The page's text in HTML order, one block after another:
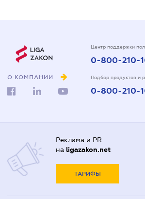
О КОМПАНИИ
Центр поддержки
0-800-210-
Подбор продуктов и
0-800-210-
Реклама и PR
на ligazakon.net
ТАРИФЫ